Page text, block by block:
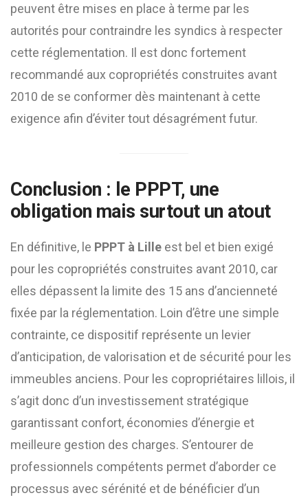
peuvent être mises en place à terme par les
autorités pour contraindre les syndics à respecter
cette réglementation. Il est donc fortement
recommandé aux copropriétés construites avant
2010 de se conformer dès maintenant à cette
exigence afin d’éviter tout désagrément futur.
Conclusion : le PPPT, une
obligation mais surtout un atout
En définitive, le PPPT à Lille est bel et bien exigé
pour les copropriétés construites avant 2010, car
elles dépassent la limite des 15 ans d’ancienneté
fixée par la réglementation. Loin d’être une simple
contrainte, ce dispositif représente un levier
d’anticipation, de valorisation et de sécurité pour les
immeubles anciens. Pour les copropriétaires lillois, il
s’agit donc d’un investissement stratégique
garantissant confort, économies d’énergie et
meilleure gestion des charges. S’entourer de
professionnels compétents permet d’aborder ce
processus avec sérénité et de bénéficier d’un